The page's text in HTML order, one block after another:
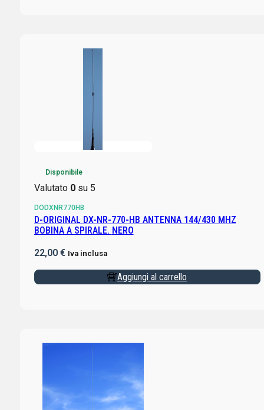
Disponibile
Valutato 0su 5
DODXNR770HB
D-ORIGINAL DX-NR-770-HB ANTENNA 144/430 MHZ
BOBINA A SPIRALE. NERO
22,00 € Iva inclusa
Aggiungi al carrello